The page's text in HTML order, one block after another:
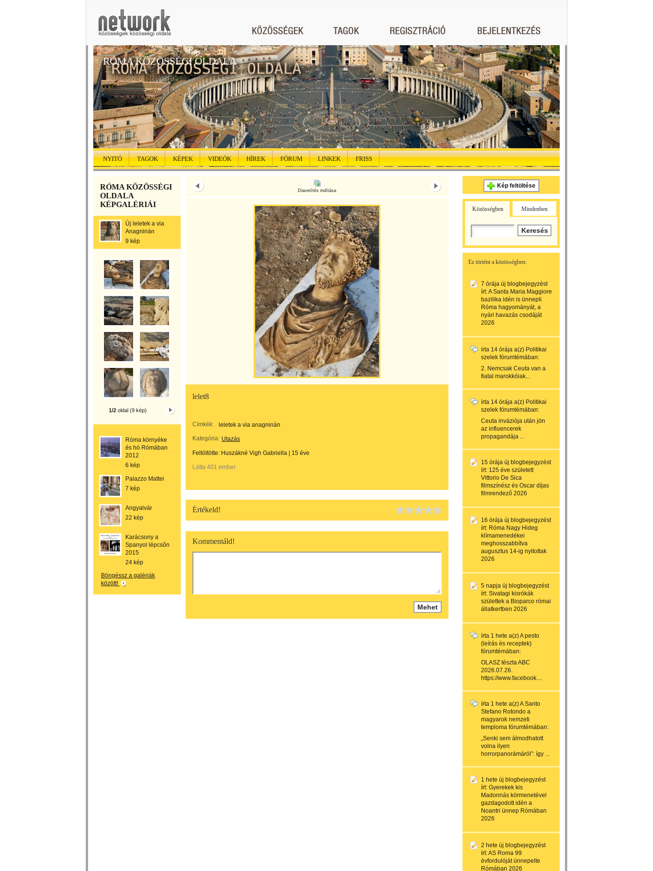
RÓMA KÖZÖSSÉGI OLDALA
NYITÓ TAGOK KÉPEK VIDEÓK HÍREK FÓRUM LINKEK FRISS
RÓMA KÖZÖSSÉGI
OLDALA
KÉPGALÉRIÁI
Új leletek a via
Anagninán
9 kép
1/2 oldal (9 kép)
Róma környéke
és hó Rómában
2012
6 kép
Palazzo Mattei
7 kép
Angyalvár
22 kép
Karácsony a
Spanyol lépcsőn
2015
24 kép
Böngéssz a galériák
között!
Diavetítés indítása
lelet8
Címkék:
leletek a via anagninán
Kategória: Utazás
Feltöltötte: Huszákné Vigh Gabriella 15 éve
Látta 401 ember.
Értékeld!
Kommentáld!
Kép feltöltése
Közösségben Mindenben
Ez történt a közösségben:
7 órája új blogbejegyzést
írt:A Santa Maria Maggiore
bazilika idén is ünnepli
Róma hagyományát, a
nyári havazás csodáját
2026
írta 14 órája a(z) Politikai
szelek fórumtémában:
2. Nemcsak Ceuta van a
fiatal marokkóiak...
írta 14 órája a(z) Politikai
szelek fórumtémában:
Ceuta inváziója után jön
az influencerek
propagandája ...
15 órája új blogbejegyzést
írt: 125 éve született
Vittorio De Sica
filmszínész és Oscar díjas
filmrendező 2026
16 órája új blogbejegyzést
írt: Róma Nagy Hideg
klímamenedékei
meghosszabbítva
augusztus 14-ig nyitottak
2026
5 napja új blogbejegyzést
írt: Sivatagi kisrókák
születtek a Bioparco római
állatkertben 2026
írta 1 hete a(z)A pesto
(leírás és receptek)
fórumtémában:
OLASZ tészta ABC
2026.07.26.
https://www.facebook....
írta 1 hete a(z)A Santo
Stefano Rotondo a
magyarok nemzeti
temploma fórumtémában:
„Senki sem álmodhatott
volna ilyen
horrorpanorámáról”: így ...
1 hete új blogbejegyzést
írt: Gyerekek kis
Madonnás körmenetével
gazdagodott idén a
Noantri ünnep Rómában
2026
2 hete új blogbejegyzést
írt:AS Roma 99
évfordulóját ünnepelte
Rómában 2026